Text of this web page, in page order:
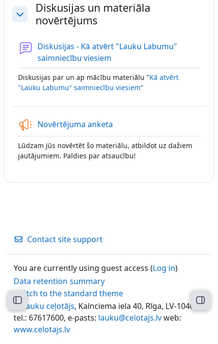
Open course index
Collapse
Diskusijas un materiāla
novērtējums
Diskusijas - Kā atvērt "Lauku Labumu"
saimniecību viesiem
Diskusijas par un ap mācību materiālu "Kā atvērt
"Lauku Labumu" saimniecību viesiem"
Novērtējuma anketa
Lūdzam Jūs novērtēt šo materiālu, atbildot uz dažiem
jautājumiem. Paldies par atsaucību!
Contact site support
You are currently using guest access (Log in)
Data retention summary
Switch to the standard theme
© Lauku ceļotājs, Kalnciema iela 40, Rīga, LV-1046,
tel.: 67617600, e-pasts: lauku@celotajs.lvweb:
www.celotajs.lv